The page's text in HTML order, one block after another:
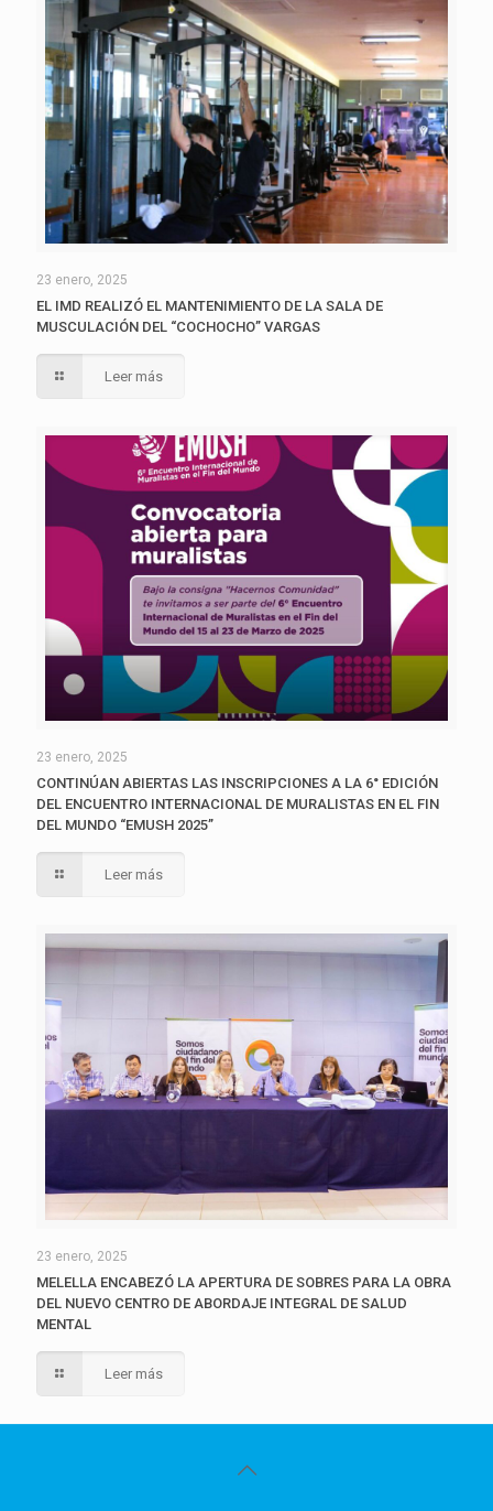
23 enero, 2025
EL IMD REALIZÓ EL MANTENIMIENTO DE LA SALA DE
MUSCULACIÓN DEL “COCHOCHO” VARGAS
Leer más
23 enero, 2025
CONTINÚAN ABIERTAS LAS INSCRIPCIONES A LA 6° EDICIÓN
DEL ENCUENTRO INTERNACIONAL DE MURALISTAS EN EL FIN
DEL MUNDO “EMUSH 2025”
Leer más
23 enero, 2025
MELELLA ENCABEZÓ LA APERTURA DE SOBRES PARA LA OBRA
DEL NUEVO CENTRO DE ABORDAJE INTEGRAL DE SALUD
MENTAL
Leer más